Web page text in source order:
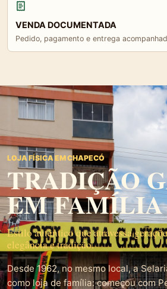
VENDA DOCUMENTADA
Pedido, pagamento e entrega
LOJA FÍSICA EM CHAPECÓ
TRADIÇÃO
EM FAMÍLIA
Estilo autêntico que atravessa
elegância e tradição.
Desde 1962, no mesmo local, a
como loja de família: começou com